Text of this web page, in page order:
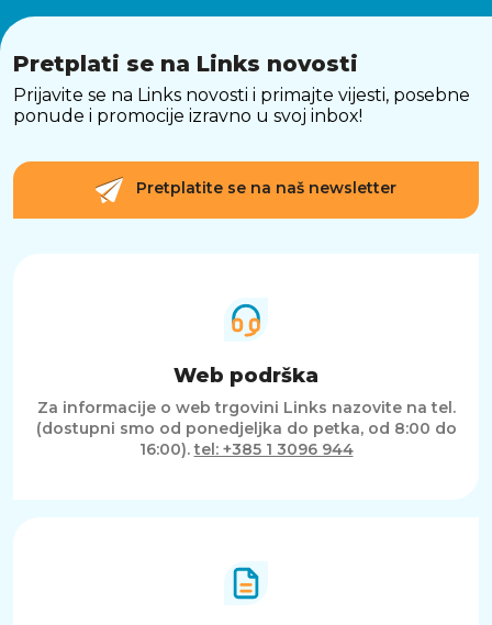
Pretplati se na Links novosti
Prijavite se na Links novosti i primajte vijesti, posebne
ponude i promocije izravno u svoj inbox!
Pretplatite se na naš newsletter
Web podrška
Za informacije o web trgovini Links nazovite na tel.
(dostupni smo od ponedjeljka do petka, od 8:00 do
16:00).tel: +385 1 3096 944